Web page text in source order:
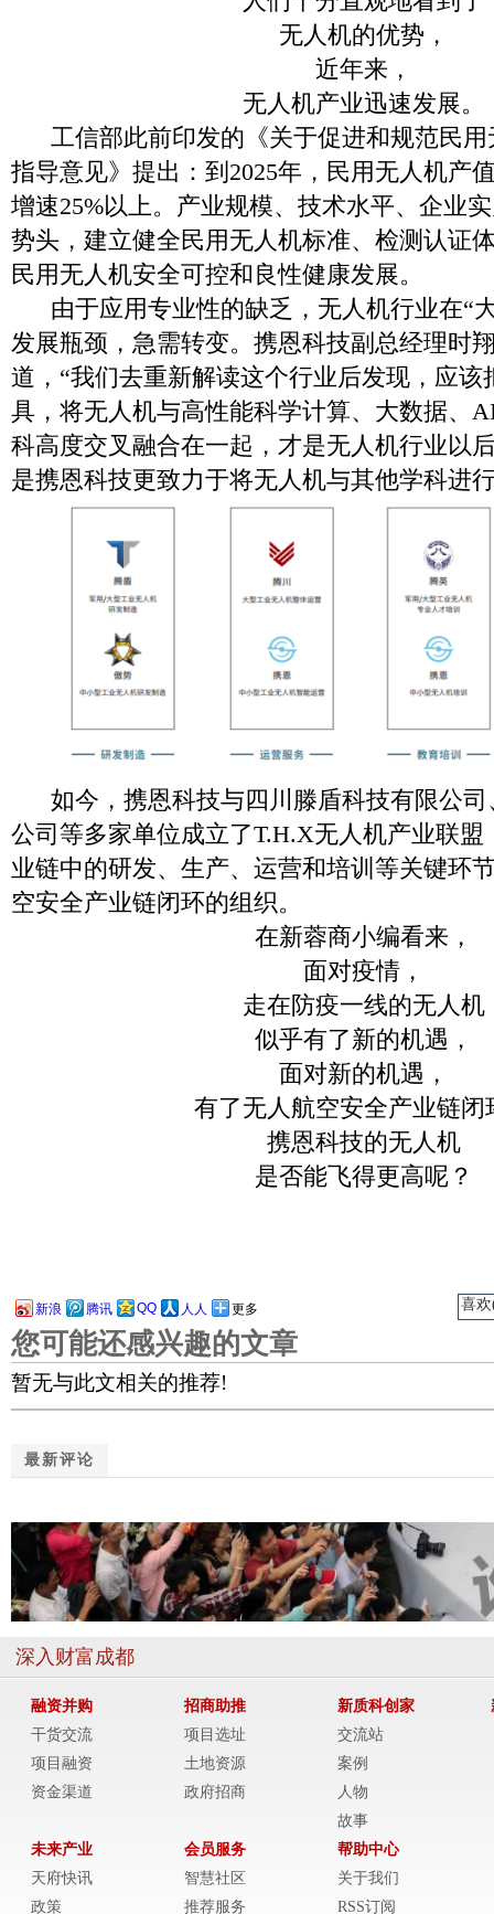
无人机的优势，
近年来，
无人机产业迅速发展。
工信部此前印发的《关于促进和规范民用
指导意见》提出：到2025年，民用无人机产
增速25%以上。产业规模、技术水平、企业
势头，建立健全民用无人机标准、检测认证
民用无人机安全可控和良性健康发展。
由于应用专业性的缺乏，无人机行业在“
发展瓶颈，急需转变。携恩科技副总经理时
道，“我们去重新解读这个行业后发现，应该
具，将无人机与高性能科学计算、大数据、
科高度交叉融合在一起，才是无人机行业以
是携恩科技更致力于将无人机与其他学科进
如今，携恩科技与四川滕盾科技有限公司
公司等多家单位成立了T.H.X无人机产业联
业链中的研发、生产、运营和培训等关键环
空安全产业链闭环的组织。
在新蓉商小编看来，
面对疫情，
走在防疫一线的无人机
似乎有了新的机遇，
面对新的机遇，
有了无人航空安全产业链闭
携恩科技的无人机
是否能飞得更高呢？
新浪 腾讯 QQ 人人 更多 喜
您可能还感兴趣的文章
暂无与此文相关的推荐!
最新评论
深入财富成都
融资并购
干货交流
项目融资
资金渠道
招商助推
项目选址
土地资源
政府招商
新质科创家
交流站
案例
人物
故事
未来产业
天府快讯
政策
会员服务
智慧社区
推荐服务
帮助中心
关于我们
RSS订阅